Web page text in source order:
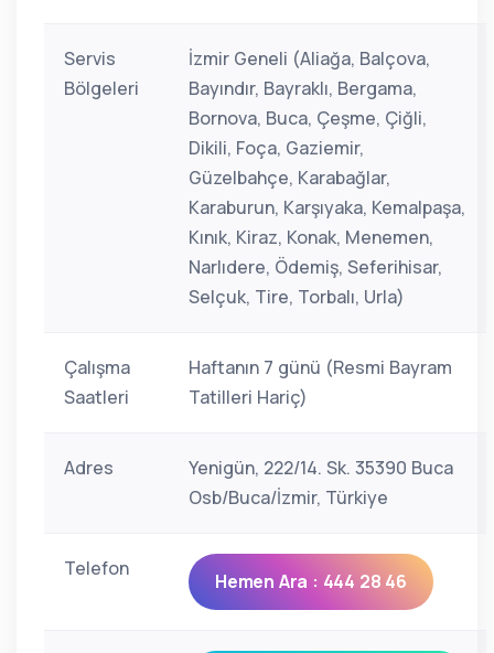
Servis
Bölgeleri
İzmir Geneli (Aliağa, Balçova,
Bayındır, Bayraklı, Bergama,
Bornova, Buca, Çeşme, Çiğli,
Dikili, Foça, Gaziemir,
Güzelbahçe, Karabağlar,
Karaburun, Karşıyaka, Kemalpaşa,
Kınık, Kiraz, Konak, Menemen,
Narlıdere, Ödemiş, Seferihisar,
Selçuk, Tire, Torbalı, Urla)
Çalışma
Saatleri
Haftanın 7 günü (Resmi Bayram
Tatilleri Hariç)
Adres
Yenigün, 222/14. Sk. 35390 Buca
Osb/Buca/İzmir, Türkiye
Telefon
Hemen Ara : 444 28 46